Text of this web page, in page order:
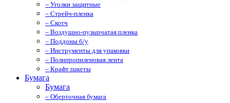
– Уголки защитные
– Стрейч-пленка
– Скотч
– Воздушно-пузырчатая пленка
– Поддоны б/у
– Инструменты для упаковки
– Полипропиленовая лента
– Крафт пакеты
Бумага
Бумага
– Оберточная бумага